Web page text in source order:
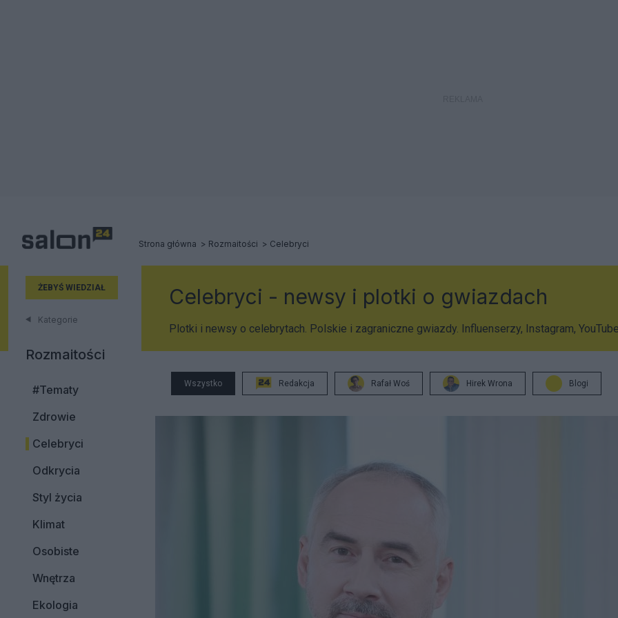
Strona główna Rozmaitości Celebryci
ŻEBYŚ WIEDZIAŁ
Kategorie
Rozmaitości
#Tematy
Zdrowie
Celebryci
Odkrycia
Styl życia
Klimat
Osobiste
Wnętrza
Ekologia
Celebryci - newsy i plotki o gwiazdach
Plotki i newsy o celebrytach. Polskie i zagraniczne gwiazdy. Influenserzy, Instagram,
Wszystko Redakcja Rafał Woś Hirek Wrona Blogi